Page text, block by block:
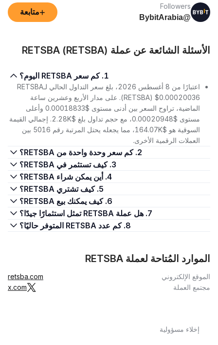
Followers
@BybitArabia
+متابعة
الأسئلة الشائعة عن عملة RETSBA (RETSBA)
1. كم سعر RETSBA اليوم؟
اعتبارًا من 8 أغسطس 2026، بلغ سعر التداول الحالي لـRETSBA
(RETSBA) $0.00020036. على مدار الأربع وعشرين ساعة
الماضية، تراوح السعر بين أدنى مستوى $0.00018833 وأعلى
مستوى $0.00020948، مع حجم تداول بلغ $2.28K. إجمالي القيمة
السوقية هو $164.07K، مما يجعله يحتل المرتبة رقم 5016 بين
العملات الرقمية الأخرى.
2. كم سعر وحدة واحدة من RETSBA؟
3. كيف تستثمر في RETSBA؟
4. أين يمكن شراء RETSBA؟
5. كيف تشتري RETSBA؟
6. كيف يمكنك بيع RETSBA؟
7. هل عملة RETSBA تمثل استثمارًا جيدًا؟
8. كم عدد RETSBA المتوفر حاليًا؟
الموارد المُتاحة لعملة RETSBA
الموقع الإلكتروني
retsba.com
مجتمع العملة
x.com
إخلاء مسؤولية